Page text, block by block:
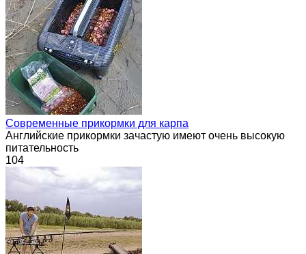
Современные прикормки для карпа
Английские прикормки зачастую имеют очень высокую
питательность
104